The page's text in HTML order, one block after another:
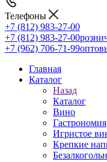
Телефоны
+7 (812) 983-27-00
+7 (812) 983-27-00
+7 (962) 706-71-99
Главная
Каталог
Назад
Каталог
Вино
Гастрономия
Игристое
Крепкие